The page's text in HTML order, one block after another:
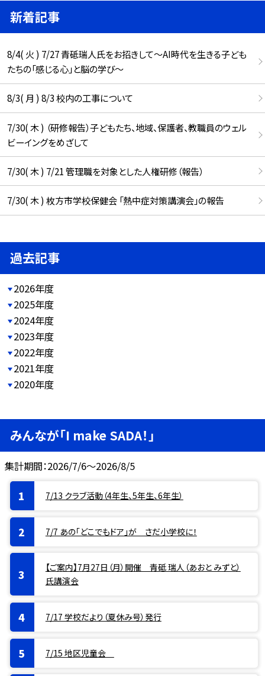
新着記事
8/4( 火 ) 7/27 青砥瑞人氏をお招きして〜AI時代を生きる子ども
たちの「感じる心」と脳の学び〜
8/3( 月 ) 8/3 校内の工事について
7/30( 木 ) （研修報告）子どもたち、地域、保護者、教職員のウェル
ビーイングをめざして
7/30( 木 ) 7/21 管理職を対象とした人権研修（報告）
7/30( 木 ) 枚方市学校保健会 「熱中症対策講演会」の報告
過去記事
2026年度
2025年度
2024年度
2023年度
2022年度
2021年度
2020年度
みんなが「I make SADA！」
集計期間：2026/7/6～2026/8/5
7/13 クラブ活動（4年生、5年生、6年生）
7/7 あの「どこでもドア」が さだ小学校に！
【ご案内】7月27日（月）開催 青砥 瑞人（あおと みずと）
氏講演会
7/17 学校だより（夏休み号）発行
7/15 地区児童会